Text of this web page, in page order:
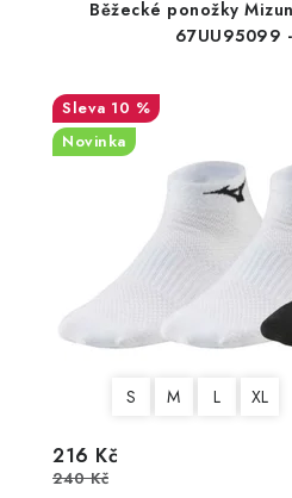
Běžecké ponožky
67UU95099
10 %
Novinka
S M L XL
216 Kč
240 Kč